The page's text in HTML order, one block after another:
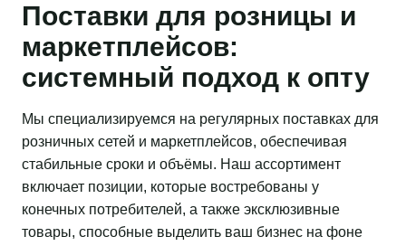
Поставки для розницы и
маркетплейсов:
системный подход к опту
Мы специализируемся на регулярных поставках для
розничных сетей и маркетплейсов, обеспечивая
стабильные сроки и объёмы. Наш ассортимент
включает позиции, которые востребованы у
конечных потребителей, а также эксклюзивные
товары, способные выделить ваш бизнес на фоне